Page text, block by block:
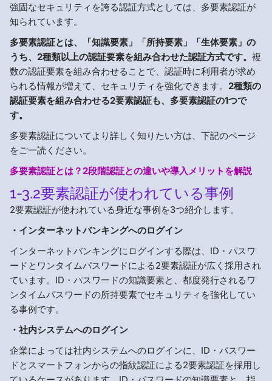
強固なセキュリティを誇る認証方式としては、多要素認証が
知られています。
多要素認証とは、「知識要素」「所持要素」「生体要素」の
うち、2種類以上の認証要素を組み合わせた認証方式です。 複
数の認証要素を組み合わせることで、認証時に利用者が求め
られる情報が増えて、セキュリティを強化できます。 2種類の
認証要素を組み合わせる2要素認証も、多要素認証の1つで
す。
多要素認証についてより詳しく知りたい方は、下記のページ
をご一読ください。
多要素認証とは？2段階認証との違いや導入メリットを解説
1-3.2要素認証が使われている事例
2要素認証が使われている身近な事例を3つ紹介します。
・インターネットバンキングへのログイン
インターネットバンキングにログインする際は、ID・パスワ
ードとワンタイムパスワードによる2要素認証が広く採用され
ています。ID・パスワードの知識要素と、都度発行されるワ
ンタイムパスワードの所持要素でセキュリティを強化してい
る事例です。
・社内システムへのログイン
企業によっては社内システムへのログインに、ID・パスワー
ドとスマートフォンからの指紋認証による2要素認証を採用し